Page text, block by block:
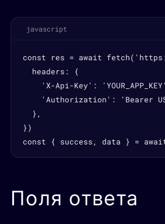
javascript
const res = await
  headers: {
'X-Api-Key':
'Authorization': 'Bearer
  },
})
const { success, data } =
Поля ответа